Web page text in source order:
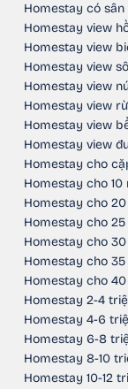
Homestay có
Homestay view
Homestay view
Homestay view
Homestay view
Homestay view
Homestay view
Homestay view
Homestay cho
Homestay cho 10
Homestay cho
Homestay cho
Homestay cho
Homestay cho
Homestay cho
Homestay 2-4
Homestay 4-6
Homestay 6-8
Homestay 8-10
Homestay 10-12